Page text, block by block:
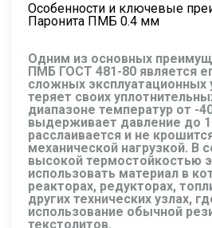
Особенности и ключевые
Паронита ПМБ 0.4 мм
Одним из основных
ПМБ ГОСТ 481-80 является
сложных эксплуатационных
теряет своих
диапазоне температур от -
выдерживает давление до
расслаивается и не
механической нагрузкой. В
высокой термостойкостью
использовать материал в
реакторах, редукторах,
других технических узлах,
использование обычной
текстолитов.